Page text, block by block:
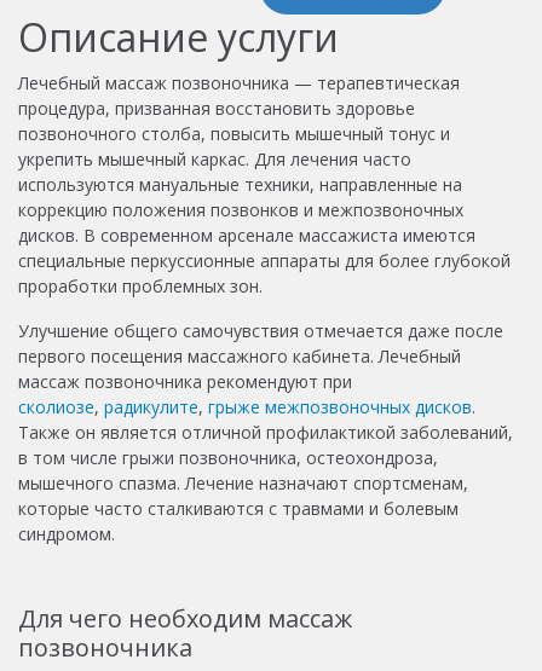
Описание услуги
Лечебный массаж позвоночника — терапевтическая
процедура, призванная восстановить здоровье
позвоночного столба, повысить мышечный тонус и
укрепить мышечный каркас. Для лечения часто
используются мануальные техники, направленные на
коррекцию положения позвонков и межпозвоночных
дисков. В современном арсенале массажиста имеются
специальные перкуссионные аппараты для более глубокой
проработки проблемных зон.
Улучшение общего самочувствия отмечается даже после
первого посещения массажного кабинета. Лечебный
массаж позвоночника рекомендуют при
сколиозе, радикулите, грыже межпозвоночных дисков.
Также он является отличной профилактикой заболеваний,
в том числе грыжи позвоночника, остеохондроза,
мышечного спазма. Лечение назначают спортсменам,
которые часто сталкиваются с травмами и болевым
синдромом.
Для чего необходим массаж
позвоночника